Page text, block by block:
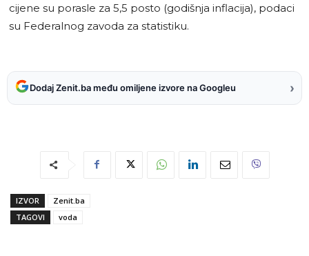
cijene su porasle za 5,5 posto (godišnja inflacija), podaci
su Federalnog zavoda za statistiku.
Dodaj Zenit.ba među omiljene izvore na Googleu ›
IZVOR
Zenit.ba
TAGOVI
voda